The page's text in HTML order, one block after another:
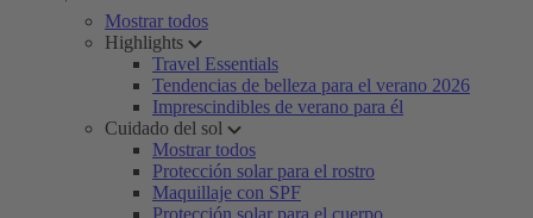
Mostrar todos
Highlights
Travel Essentials
Tendencias de belleza para el verano 2026
Imprescindibles de verano para él
Cuidado del sol
Mostrar todos
Protección solar para el rostro
Maquillaje con SPF
Protección solar para el cuerpo